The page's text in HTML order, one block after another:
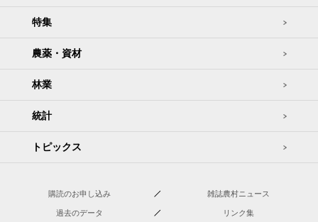
特集
農薬・資材
林業
統計
トピックス
購読のお申し込み 雑誌農村ニュース
過去のデータ リンク集